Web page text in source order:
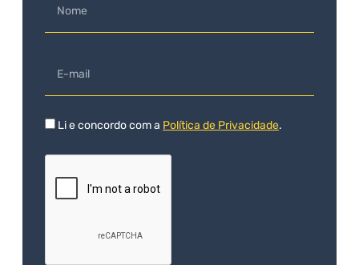
Li e concordo com a Política de Privacidade.